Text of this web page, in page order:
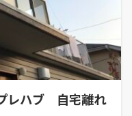
レハブ 自宅離れ